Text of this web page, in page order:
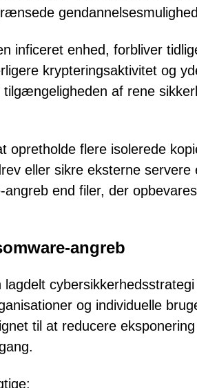
inficeret enhed, forbliver
krypteringsaktivitet og
af rene
opretholde flere isolerede
eller sikre eksterne servere
end filer, der
angreb
og individuelle
til at reducere